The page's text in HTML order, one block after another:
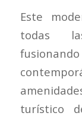
Este
todas
turístico